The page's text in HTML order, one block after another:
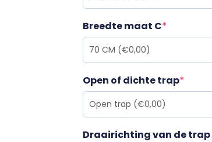
Breedte maat C*
Open of dichte trap*
Draairichting van de